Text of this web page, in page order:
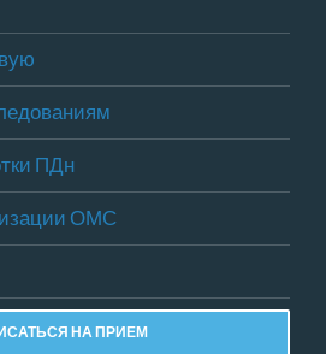
ПДн
ОМС
НА ПРИЕМ